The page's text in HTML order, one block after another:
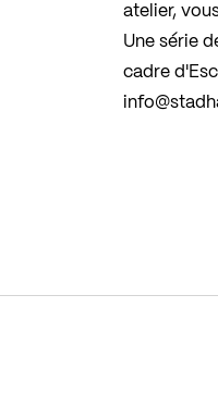
atelier,
Une série
cadre